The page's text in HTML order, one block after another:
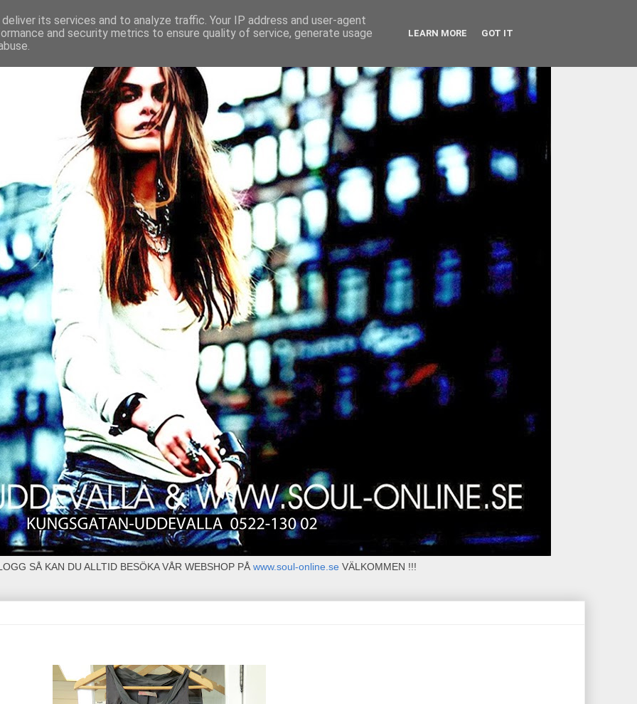
SÅ KAN DU ALLTID BESÖKA VÅR WEBSHOP PÅ www.soul-online.se VÄLKOMMEN !!!
its services and to analyze traffic. Your IP address and user-agent
and security metrics to ensure quality of service, generate usage
LEARN MORE GOT IT